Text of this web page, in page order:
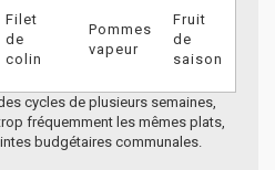
Filet
de
colin
Pommes
vapeur
Fruit
de
saison
cycles de plusieurs semaines,
fréquemment les mêmes plats,
budgétaires communales.